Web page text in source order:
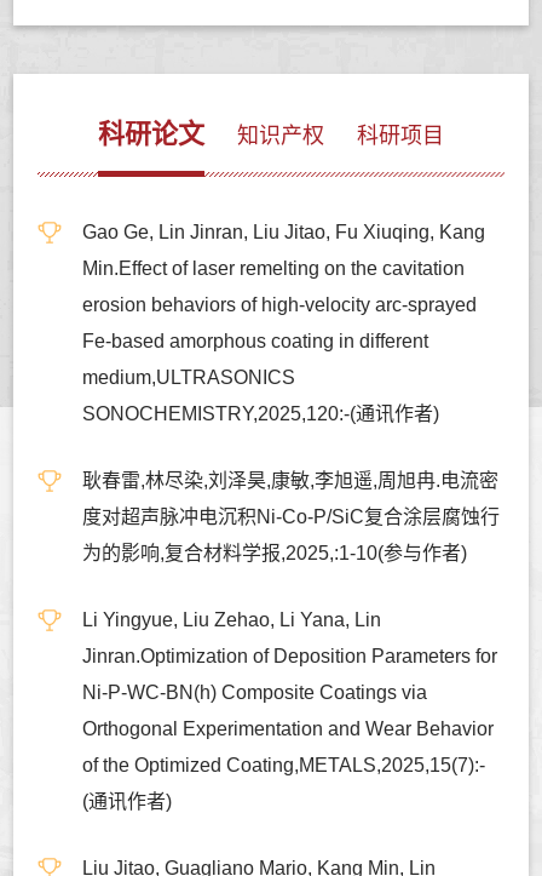
科研论文 知识产权 科研项目
Gao Ge, Lin Jinran, Liu Jitao, Fu Xiuqing, Kang
Min.Effect of laser remelting on the cavitation
erosion behaviors of high-velocity arc-sprayed
Fe-based amorphous coating in different
medium,ULTRASONICS
SONOCHEMISTRY,2025,120:-(通讯作者)
耿春雷,林尽染,刘泽昊,康敏,李旭遥,周旭冉.电流密
度对超声脉冲电沉积Ni-Co-P/SiC复合涂层腐蚀行
为的影响,复合材料学报,2025,:1-10(参与作者)
Li Yingyue, Liu Zehao, Li Yana, Lin
Jinran.Optimization of Deposition Parameters for
Ni-P-WC-BN(h) Composite Coatings via
Orthogonal Experimentation and Wear Behavior
of the Optimized Coating,METALS,2025,15(7):-
(通讯作者)
Liu Jitao, Guagliano Mario, Kang Min, Lin